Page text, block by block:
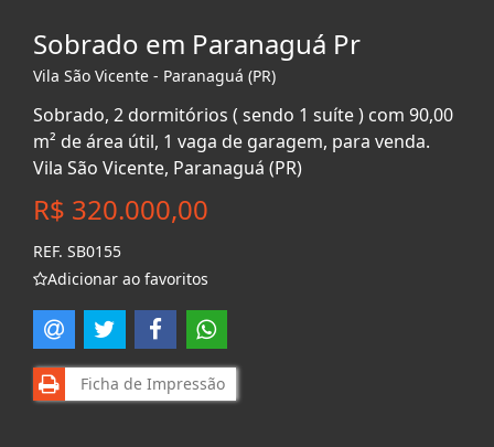
Sobrado em Paranaguá Pr
Vila São Vicente - Paranaguá (PR)
Sobrado, 2 dormitórios ( sendo 1 suíte ) com 90,00
m² de área útil, 1 vaga de garagem, para venda.
Vila São Vicente, Paranaguá (PR)
R$ 320.000,00
REF. SB0155
Adicionar ao favoritos
Ficha de Impressão